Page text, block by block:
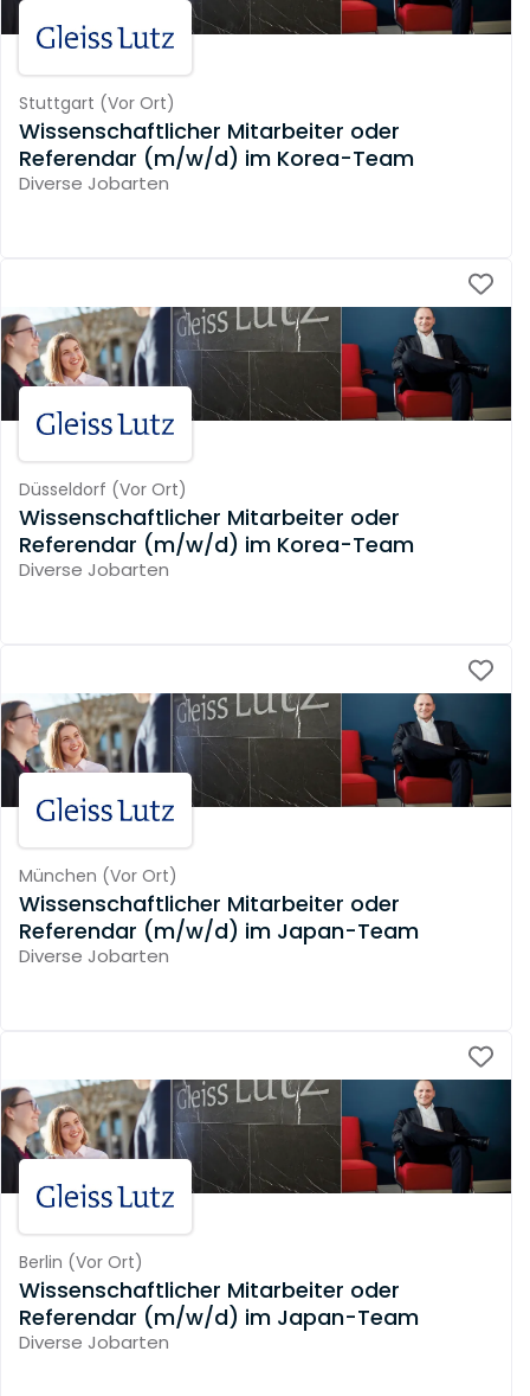
Stuttgart (Vor Ort)
Wissenschaftlicher Mitarbeiter oder
Referendar (m/w/d) im Korea-Team
Diverse Jobarten
Düsseldorf (Vor Ort)
Wissenschaftlicher Mitarbeiter oder
Referendar (m/w/d) im Korea-Team
Diverse Jobarten
München (Vor Ort)
Wissenschaftlicher Mitarbeiter oder
Referendar (m/w/d) im Japan-Team
Diverse Jobarten
Berlin (Vor Ort)
Wissenschaftlicher Mitarbeiter oder
Referendar (m/w/d) im Japan-Team
Diverse Jobarten